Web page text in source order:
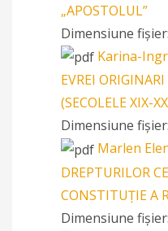
„APOSTOLUL”
Dimensiune fișier:
Karina-
EVREI
(SECOLELE XIX-
Dimensiune fișier:
Marlen
DREPTURILOR
CONSTITUȚIE A
Dimensiune fișier: